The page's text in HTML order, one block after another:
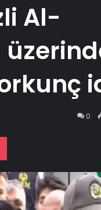
Al-
0
Pocket